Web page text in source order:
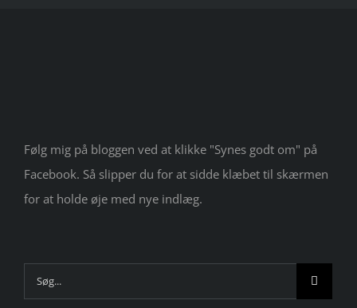
Følg mig på bloggen ved at klikke "Synes godt om" på
Facebook. Så slipper du for at sidde klæbet til skærmen
for at holde øje med nye indlæg.
Søg
efter: